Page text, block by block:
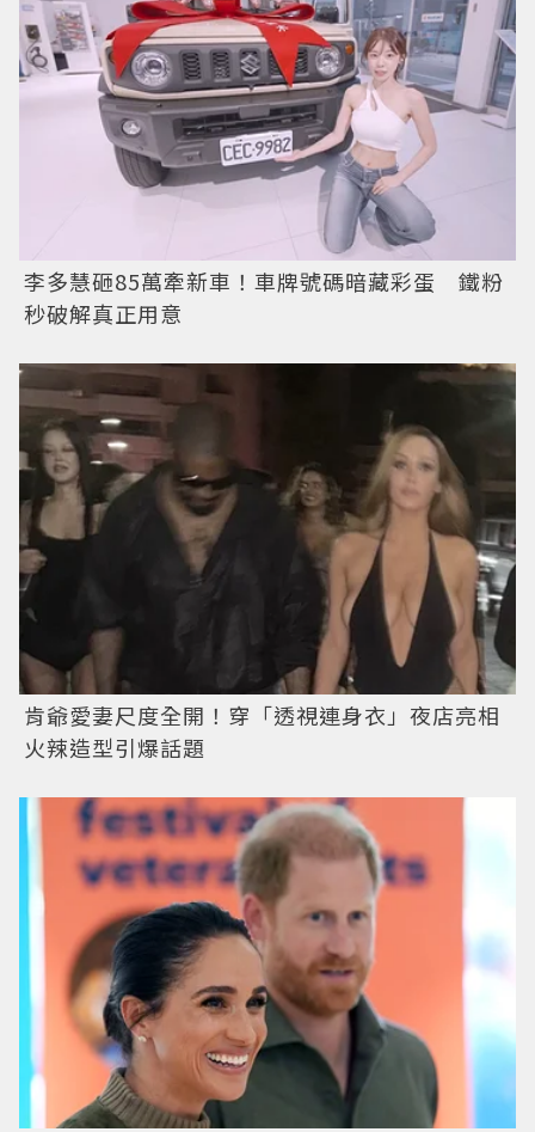
李多慧砸85萬牽新車！車牌號碼暗藏彩蛋 鐵粉
秒破解真正用意
肯爺愛妻尺度全開！穿「透視連身衣」夜店亮相
火辣造型引爆話題